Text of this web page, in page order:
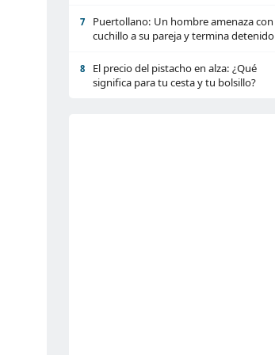
7
Puertollano: Un hombre amenaza con
cuchillo a su pareja y termina detenido
8
El precio del pistacho en alza: ¿Qué
significa para tu cesta y tu bolsillo?